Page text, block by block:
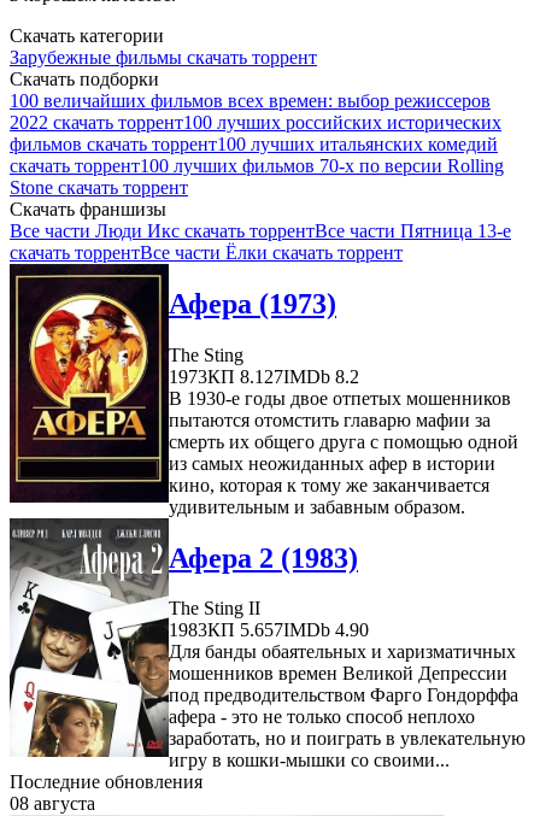
Скачать категории
Зарубежные фильмы скачать торрент
Скачать подборки
100 величайших фильмов всех времен: выбор режиссеров
2022 скачать торрент100 лучших российских исторических
фильмов скачать торрент100 лучших итальянских комедий
скачать торрент100 лучших фильмов 70-х по версии Rolling
Stone скачать торрент
Скачать франшизы
Все части Люди Икс скачать торрентВсе части Пятница 13-е
скачать торрентВсе части Ёлки скачать торрент
Афера (1973)
The Sting
1973КП 8.127IMDb 8.2
В 1930-е годы двое отпетых мошенников
пытаются отомстить главарю мафии за
смерть их общего друга с помощью одной
из самых неожиданных афер в истории
кино, которая к тому же заканчивается
удивительным и забавным образом.
Афера 2 (1983)
The Sting II
1983КП 5.657IMDb 4.90
Для банды обаятельных и харизматичных
мошенников времен Великой Депрессии
под предводительством Фарго Гондорффа
афера - это не только способ неплохо
заработать, но и поиграть в увлекательную
игру в кошки-мышки со своими...
Последние обновления
08 августа